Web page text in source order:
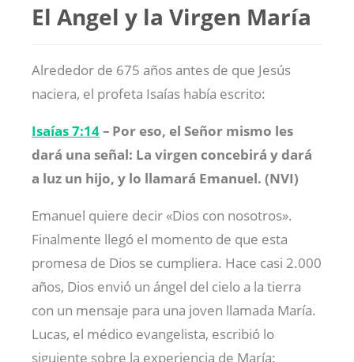
El Angel y la Virgen María
Alrededor de 675 años antes de que Jesús
naciera, el profeta Isaías había escrito:
Isaías 7:14– Por eso, el Señor mismo les
dará una señal: La virgen concebirá y dará
a luz un hijo, y lo llamará Emanuel. (NVI)
Emanuel quiere decir «Dios con nosotros».
Finalmente llegó el momento de que esta
promesa de Dios se cumpliera. Hace casi 2.000
años, Dios envió un ángel del cielo a la tierra
con un mensaje para una joven llamada María.
Lucas, el médico evangelista, escribió lo
siguiente sobre la experiencia de María: